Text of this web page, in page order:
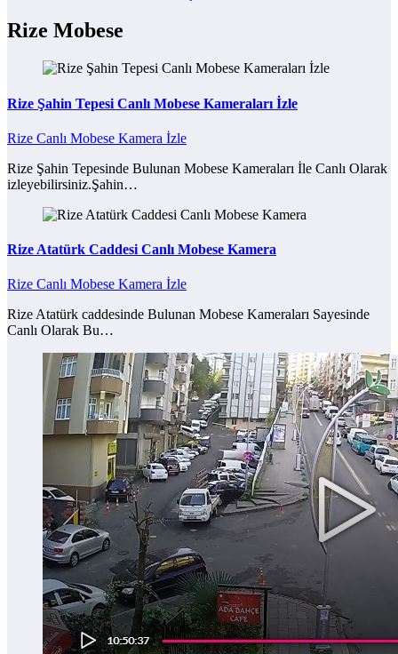
Rize Mobese
Rize Şahin Tepesi Canlı Mobese Kameraları İzle
Rize Canlı Mobese Kamera İzle
Rize Şahin Tepesinde Bulunan Mobese Kameraları İle Canlı Olarak
izleyebilirsiniz.Şahin…
Rize Atatürk Caddesi Canlı Mobese Kamera
Rize Canlı Mobese Kamera İzle
Rize Atatürk caddesinde Bulunan Mobese Kameraları Sayesinde
Canlı Olarak Bu…